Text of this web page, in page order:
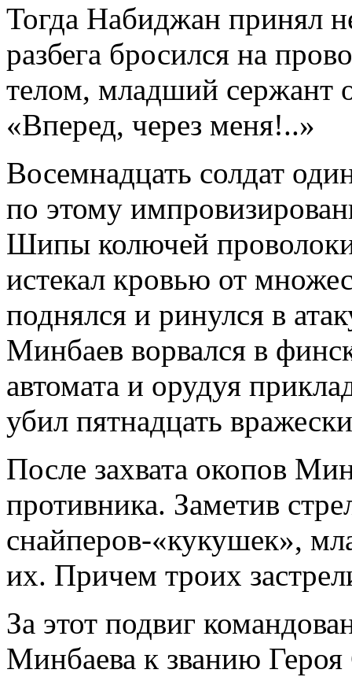
Тогда Набиджан принял
разбега бросился на
телом, младший сержант
«Вперед, через меня!..»
Восемнадцать солдат
по этому
Шипы колючей
истекал кровью от
поднялся и ринулся в
Минбаев ворвался в
автомата и орудуя
убил пятнадцать
После захвата окопов
противника. Заметив
снайперов-«кукушек»,
их. Причем троих
За этот подвиг
Минбаева к званию